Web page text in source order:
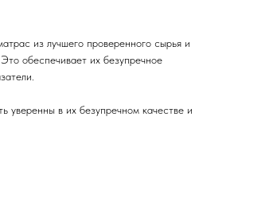
из лучшего проверенного сырья и
обеспечивает их безупречное
уверенны в их безупречном качестве и